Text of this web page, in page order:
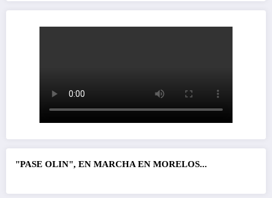
"PASE OLIN", EN MARCHA EN MORELOS...